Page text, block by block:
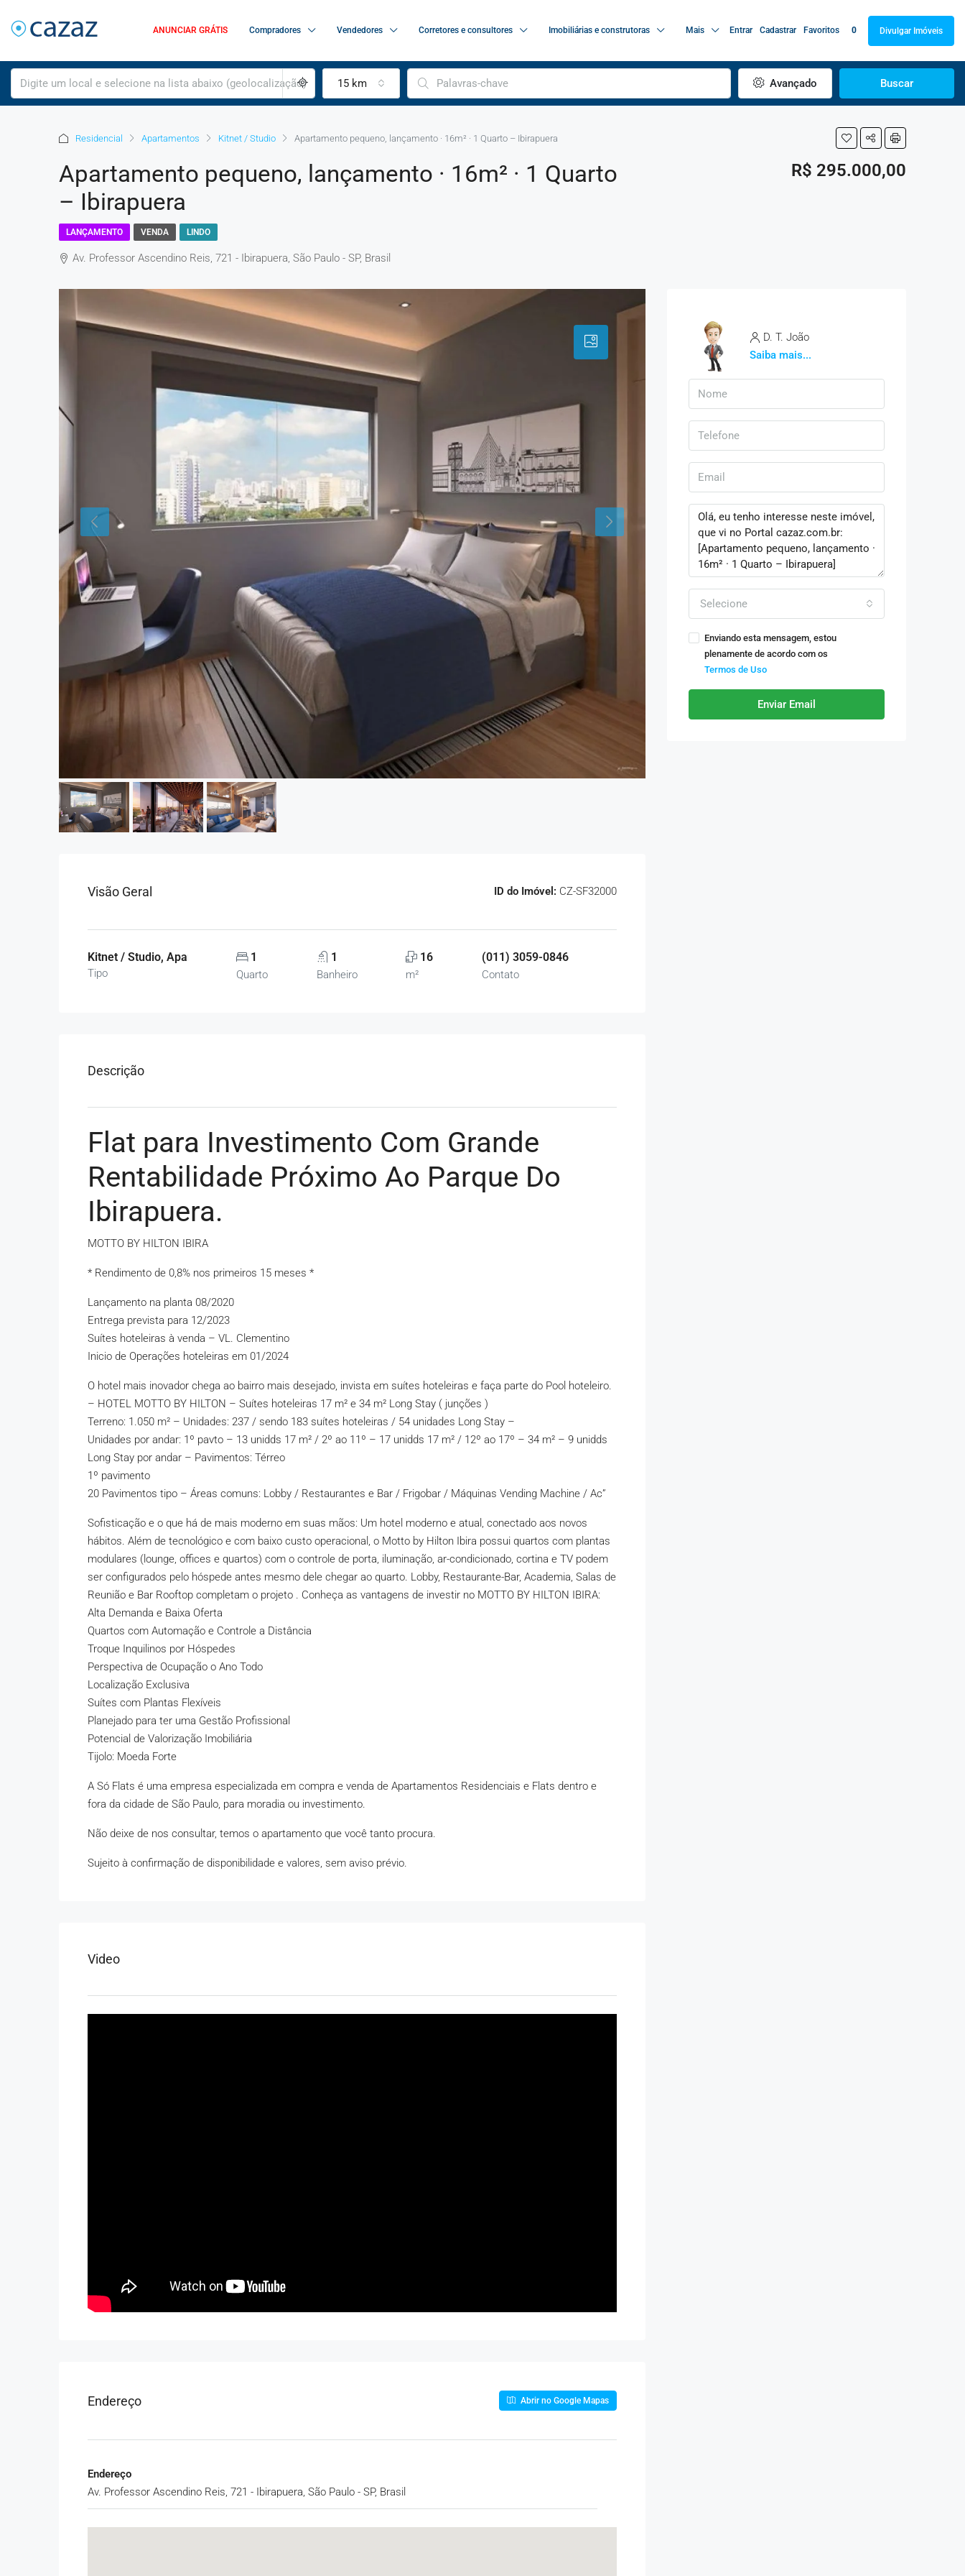
ANUNCIAR GRÁTIS Compradores Vendedores Corretores e consultores Imobiliárias e construtoras Mais Entrar Cadastrar Favoritos 0 Divulgar Imóveis
15 km Avançado Buscar
Residencial Apartamentos Kitnet / Studio Apartamento pequeno, lançamento · 16m² · 1 Quarto – Ibirapuera
Apartamento pequeno, lançamento · 16m² · 1 Quarto
– Ibirapuera
R$ 295.000,00
LANÇAMENTO VENDA LINDO
Av. Professor Ascendino Reis, 721 - Ibirapuera, São Paulo - SP, Brasil
Visão Geral ID do Imóvel: CZ-SF32000
Kitnet / Studio, Apartamentos
Tipo
1
Quarto
1
Banheiro
16
m²
(011) 3059-0846
Contato
Descrição
Flat para Investimento Com Grande
Rentabilidade Próximo Ao Parque Do
Ibirapuera.
MOTTO BY HILTON IBIRA
* Rendimento de 0,8% nos primeiros 15 meses *
Lançamento na planta 08/2020
Entrega prevista para 12/2023
Suítes hoteleiras à venda – VL. Clementino
Inicio de Operações hoteleiras em 01/2024
O hotel mais inovador chega ao bairro mais desejado, invista em suítes hoteleiras e faça parte do Pool hoteleiro.
– HOTEL MOTTO BY HILTON – Suítes hoteleiras 17 m² e 34 m² Long Stay ( junções )
Terreno: 1.050 m² – Unidades: 237 / sendo 183 suítes hoteleiras / 54 unidades Long Stay –
Unidades por andar: 1º pavto – 13 unidds 17 m² / 2º ao 11º – 17 unidds 17 m² / 12º ao 17º – 34 m² – 9 unidds
Long Stay por andar – Pavimentos: Térreo
1º pavimento
20 Pavimentos tipo – Áreas comuns: Lobby / Restaurantes e Bar / Frigobar / Máquinas Vending Machine / Ac”
Sofisticação e o que há de mais moderno em suas mãos: Um hotel moderno e atual, conectado aos novos
hábitos. Além de tecnológico e com baixo custo operacional, o Motto by Hilton Ibira possui quartos com plantas
modulares (lounge, offices e quartos) com o controle de porta, iluminação, ar-condicionado, cortina e TV podem
ser configurados pelo hóspede antes mesmo dele chegar ao quarto. Lobby, Restaurante-Bar, Academia, Salas de
Reunião e Bar Rooftop completam o projeto . Conheça as vantagens de investir no MOTTO BY HILTON IBIRA:
Alta Demanda e Baixa Oferta
Quartos com Automação e Controle a Distância
Troque Inquilinos por Hóspedes
Perspectiva de Ocupação o Ano Todo
Localização Exclusiva
Suítes com Plantas Flexíveis
Planejado para ter uma Gestão Profissional
Potencial de Valorização Imobiliária
Tijolo: Moeda Forte
A Só Flats é uma empresa especializada em compra e venda de Apartamentos Residenciais e Flats dentro e
fora da cidade de São Paulo, para moradia ou investimento.
Não deixe de nos consultar, temos o apartamento que você tanto procura.
Sujeito à confirmação de disponibilidade e valores, sem aviso prévio.
Video
Endereço Abrir no Google Mapas
Endereço
Av. Professor Ascendino Reis, 721 - Ibirapuera, São Paulo - SP, Brasil
D. T. João
Saiba mais...
Selecione
Enviando esta mensagem, estou
plenamente de acordo com os
Termos de Uso
Enviar Email